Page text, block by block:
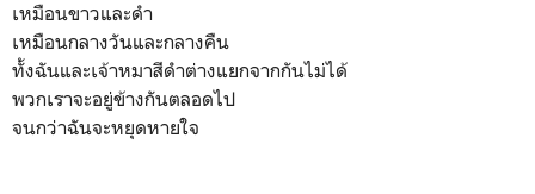
เหมือนขาวและดำ
เหมือนกลางวันและกลางคืน
ทั้งฉันและเจ้าหมาสีดำต่างแยกจากกันไม่ได้
พวกเราจะอยู่ข้างกันตลอดไป
จนกว่าฉันจะหยุดหายใจ